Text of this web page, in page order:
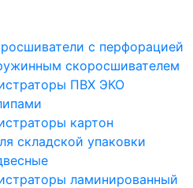
с перфорацией
скоросшивателем
ПВХ ЭКО
картон
складской упаковки
ламинированный